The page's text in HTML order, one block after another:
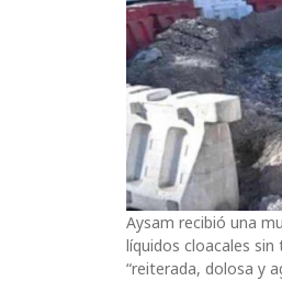
Aysam recibió una
líquidos cloacales
“reiterada, dolosa y